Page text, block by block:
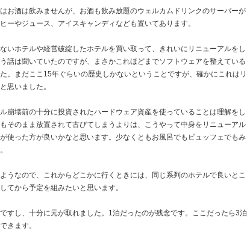
お酒は飲みませんが、お酒も飲み放題のウェルカムドリンクのサーバーが
ーやジュース、アイスキャンディなども置いてあります。
いホテルや経営破綻したホテルを買い取って、きれいにリニューアルをし
話は聞いていたのですが、まさかこれほどまでソフトウェアを整えている
。まだここ15年ぐらいの歴史しかないということですが、確かにこれはリ
思いました。
崩壊前の十分に投資されたハードウェア資産を使っていることは理解をし
そのまま放置されて古びてしまうよりは、こうやって中身をリニューアル
使った方が良いかなと思います。少なくともお風呂でもビュッフェでもみ
うなので、これからどこかに行くときには、同じ系列のホテルで良いとこ
てから予定を組みたいと思います。
すし、十分に元が取れました。1泊だったのが残念です。ここだったら3泊
きます。